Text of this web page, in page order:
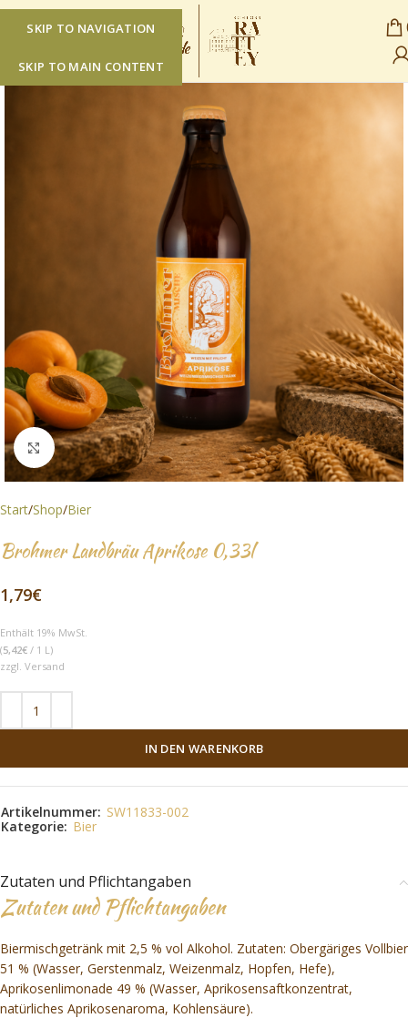
SKIP TO NAVIGATION
SKIP TO MAIN CONTENT
Click to enlarge
Start/Shop/Bier
Brohmer Landbräu Aprikose 0,33l
1,79€
Enthält 19% MwSt.
(5,42€ / 1 L)
zzgl. Versand
IN DEN WARENKORB
Artikelnummer: SW11833-002
Kategorie: Bier
Zutaten und Pflichtangaben
Zutaten und Pflichtangaben
Biermischgetränk mit 2,5 % vol Alkohol. Zutaten: Obergäriges Vollbier
51 % (Wasser, Gerstenmalz, Weizenmalz, Hopfen, Hefe),
Aprikosenlimonade 49 % (Wasser, Aprikosensaftkonzentrat,
natürliches Aprikosenaroma, Kohlensäure).